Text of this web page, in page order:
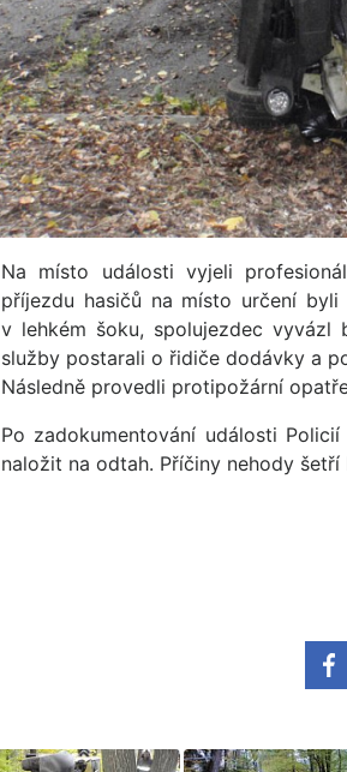
Na místo události vyjeli
příjezdu hasičů na místo určení
v lehkém šoku, spolujezdec vyvázl
služby postarali o řidiče dodávky a
Následně provedli protipožární
Po zadokumentování události
naložit na odtah. Příčiny nehody šetří